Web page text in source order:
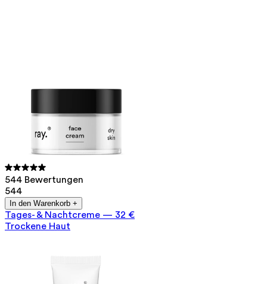
544 Bewertungen
544
In den Warenkorb +
Tages- & Nachtcreme — 32 €
Trockene Haut